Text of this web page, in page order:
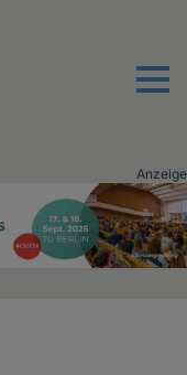
Menu
Anzeige